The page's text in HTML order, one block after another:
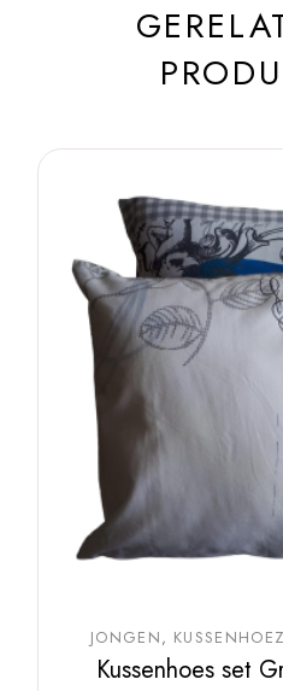
JONGEN
Kussenhoes set